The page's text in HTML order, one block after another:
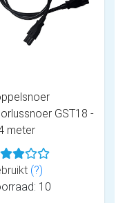
GST18 -
meter
(?)
10